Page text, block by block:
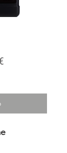
Prezzo